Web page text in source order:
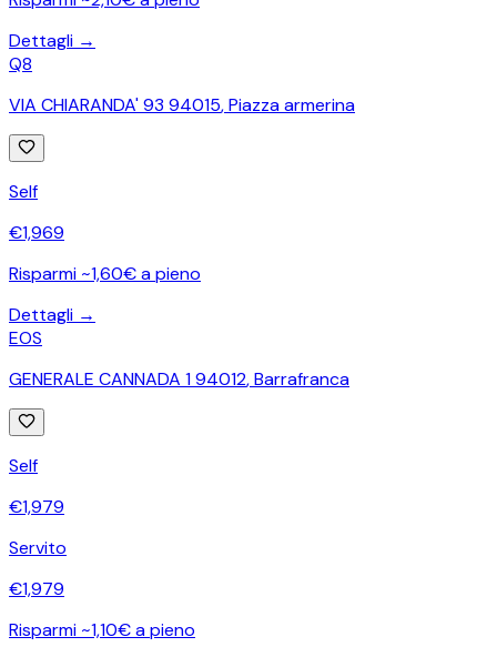
Dettagli →
Q8
VIA CHIARANDA' 93 94015,Piazza armerina
Self
€1,969
Risparmi ~1,60€ a pieno
Dettagli →
EOS
GENERALE CANNADA 1 94012,Barrafranca
Self
€1,979
Servito
€1,979
Risparmi ~1,10€ a pieno